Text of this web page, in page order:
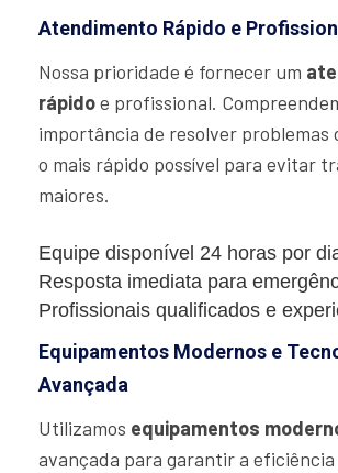
Atendimento Rápido e
Nossa prioridade é fornecer um
rápidoe profissional.
importância de resolver problemas
o mais rápido possível para evitar
maiores.
Equipe disponível 24 horas por
Resposta imediata para
Profissionais qualificados e
Equipamentos Modernos e
Avançada
Utilizamos equipamentos
avançada para garantir a eficiência